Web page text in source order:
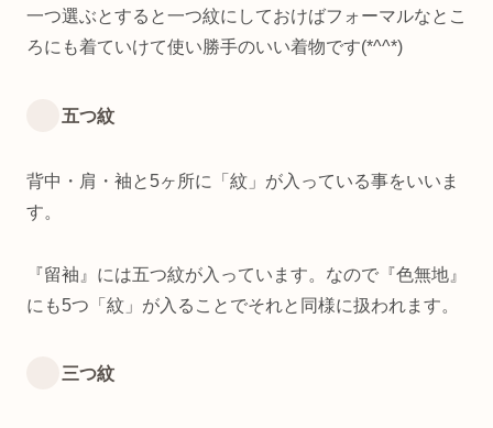
一つ選ぶとすると一つ紋にしておけばフォーマルなとこ
ろにも着ていけて使い勝手のいい着物です(*^^*)
五つ紋
背中・肩・袖と5ヶ所に「紋」が入っている事をいいま
す。
『留袖』には五つ紋が入っています。なので『色無地』
にも5つ「紋」が入ることでそれと同様に扱われます。
三つ紋